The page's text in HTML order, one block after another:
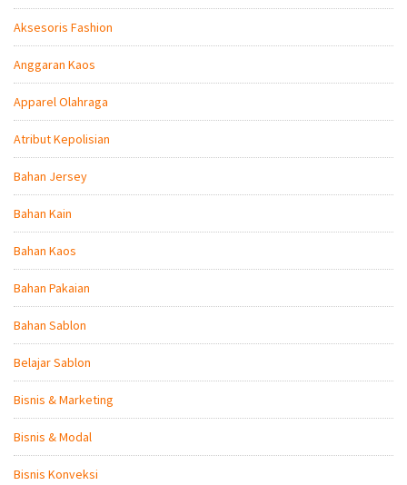
Aksesoris Fashion
Anggaran Kaos
Apparel Olahraga
Atribut Kepolisian
Bahan Jersey
Bahan Kain
Bahan Kaos
Bahan Pakaian
Bahan Sablon
Belajar Sablon
Bisnis & Marketing
Bisnis & Modal
Bisnis Konveksi